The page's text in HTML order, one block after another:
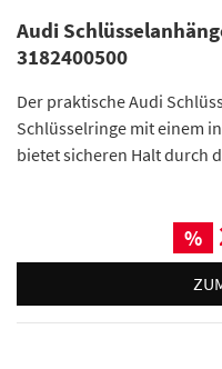
Audi
3182400500
Der praktische Audi
Schlüsselringe mit einem
bietet sicheren Halt durch
%